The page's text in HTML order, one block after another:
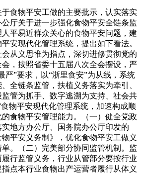
食物平安工做的主要批示，认实落实
公厅关于进一步强化食物平安全链条监
平易近群众关心的食物平安问题，建
安现代化管理系统，提出如下看法。
从义思惟为指点，深切进修贯彻党的
，按照省委十五届八次全会摆设，严
严”要求，以“浙里食安”为从线，系统
全链条监管，扶植义务落实为牵引、
管为抓手、数字逃溯为支持、社会共
物平安现代化管理系统，加速构成顺
食物平安管理能力。（一）健全党政
地方办公厅、国务院办公厅印发的
物平安义务制》，优化食物平安工做义
。（二）完美部分协同监管机制。监
行监管义务，行业从管部分要按行业
点本行业食物出产运营者履行从体义